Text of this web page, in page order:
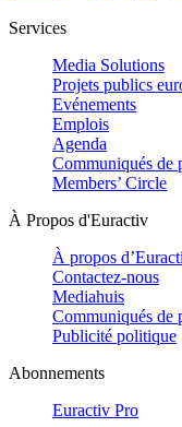
Services
Media Solutions
Projets publics
Evénements
Emplois
Agenda
Communiqués de
Members’ Circle
À Propos d'Euractiv
À propos
Contactez-nous
Mediahuis
Communiqués de
Publicité politique
Abonnements
Euractiv Pro